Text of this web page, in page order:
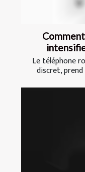
Le téléphone
discret,